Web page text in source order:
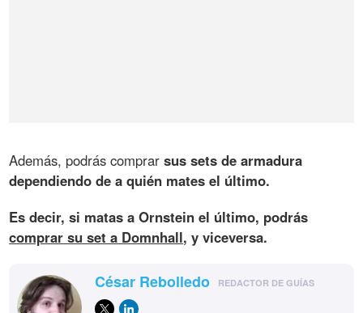
Además, podrás comprarsus sets de armadura
dependiendo de a quién mates el último.
Es decir, si matas a Ornstein el último, podrás
comprar su set a Domnhall, y viceversa.
César Rebolledo REDACTOR DE GUÍAS